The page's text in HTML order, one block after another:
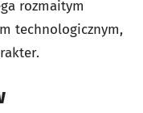
rozmaitym
technologicznym,